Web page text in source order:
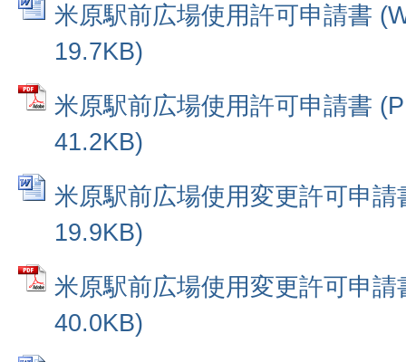
米原駅前広場使用許可申請書
19.7KB)
米原駅前広場使用許可申請書
41.2KB)
米原駅前広場使用変更許可申
19.9KB)
米原駅前広場使用変更許可申
40.0KB)